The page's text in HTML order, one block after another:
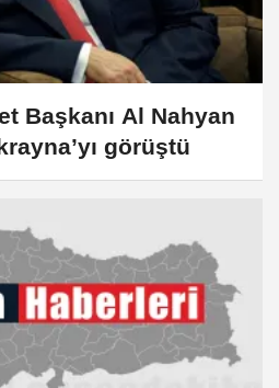
Başkanı Al Nahyan
görüştü